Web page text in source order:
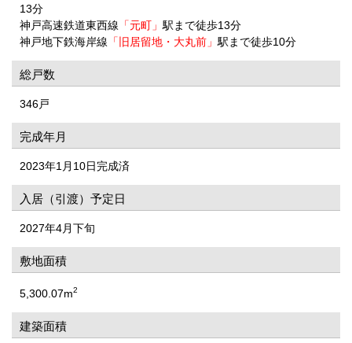
13分
神戸高速鉄道東西線 「元町」駅まで徒歩13分
神戸地下鉄海岸線 「旧居留地・大丸前」駅まで徒歩10分
総戸数
346戸
完成年月
2023年1月10日完成済
入居（引渡）予定日
2027年4月下旬
敷地面積
5,300.07m2
建築面積